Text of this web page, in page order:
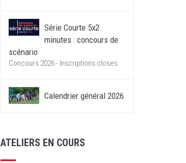
Série Courte 5x2
minutes : concours de
scénario
Concours 2026 - Inscriptions closes
Calendrier général 2026
ATELIERS EN COURS